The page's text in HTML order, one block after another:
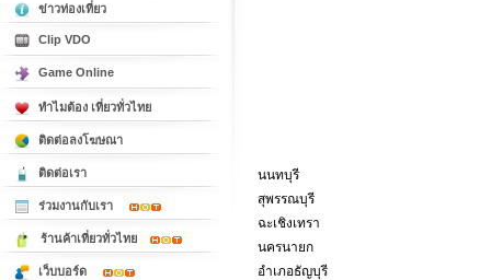
นนทบุรี
สุพรรณบุรี
ฉะเชิงเทรา
นครนายก
อำเภอธัญบุรี
ข่าวท่องเที่ยว
Clip VDO
Game Online
ทำไมต้อง เที่ยวทั่วไทย
ติดต่อลงโฆษณา
ติดต่อเรา
ร่วมงานกับเรา
ร้านค้าเที่ยวทั่วไทย
เว็บบอร์ด